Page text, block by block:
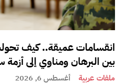
انقسامات عميقة.. كيف
بين البرهان ومناوي إلى
ملفات عربية أغسطس 6, 2026